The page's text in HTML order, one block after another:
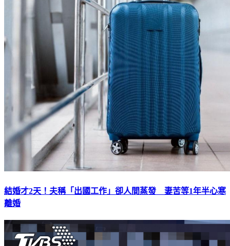
結婚才2天！夫稱「出國工作」卻人間蒸發 妻苦等1年半心寒
離婚